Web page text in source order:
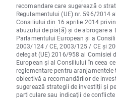
recomandare care sugerează o
Regulamentului (UE) nr. 596/2014
Consiliului din 16 aprilie 2014
abuzului de piață) și de abrogare a
Parlamentului European și a
2003/124 / CE, 2003/125 / CE și
delegat (UE) 2016/958 al Comisiei
European și al Consiliului în ceea
reglementare pentru aranjamentele
obiectivă a recomandărilor de
sugerează strategii de investiții și
particulare sau indicații de